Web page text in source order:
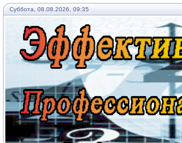
Суббота, 08.08.2026, 09:35